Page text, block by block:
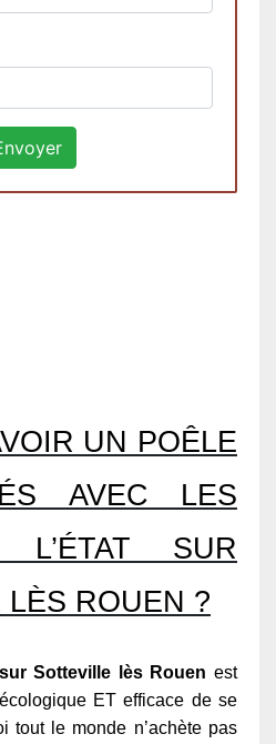
UN POÊLE
AVEC LES
SUR
ROUEN ?
Sotteville lès Rouen est
ET efficace de se
tout le monde n’achète pas